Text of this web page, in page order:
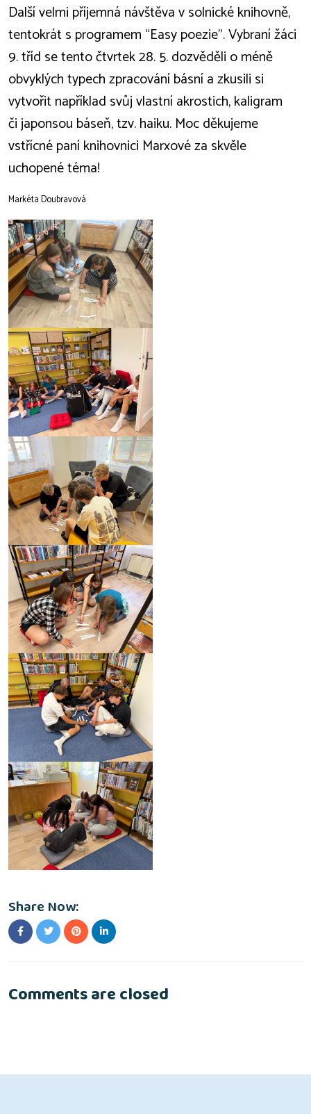
Další velmi příjemná návštěva v solnické knihovně,
tentokrát s programem “Easy poezie”. Vybraní žáci
9. tříd se tento čtvrtek 28. 5. dozvěděli o méně
obvyklých typech zpracování básní a zkusili si
vytvořit například svůj vlastní akrostich, kaligram
či japonsou báseň, tzv. haiku. Moc děkujeme
vstřícné paní knihovnici Marxové za skvěle
uchopené téma!
Markéta Doubravová
Share Now:
Comments are closed